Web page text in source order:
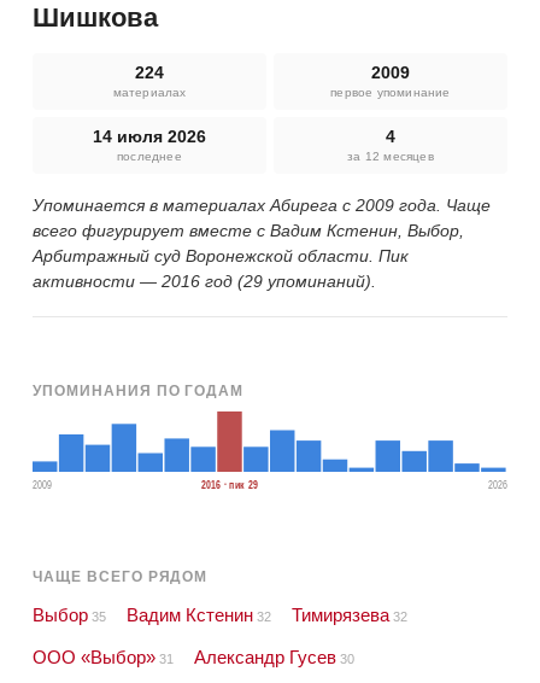
Шишкова
224
материалах
2009
первое упоминание
14 июля 2026
последнее
4
за 12 месяцев
Упоминается в материалах Абирега с 2009 года. Чаще
всего фигурирует вместе с Вадим Кстенин, Выбор,
Арбитражный суд Воронежской области. Пик
активности — 2016 год (29 упоминаний).
УПОМИНАНИЯ ПО ГОДАМ
2009 2016 · пик 29 2026
ЧАЩЕ ВСЕГО РЯДОМ
Выбор 35 Вадим Кстенин 32 Тимирязева 32
ООО «Выбор» 31 Александр Гусев 30